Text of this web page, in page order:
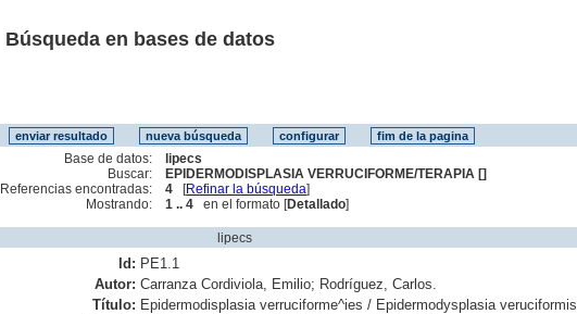
Búsqueda en bases de datos
Base de datos:
lipecs
Buscar:
EPIDERMODISPLASIA VERRUCIFORME/TERAPIA []
Referencias encontradas:
4 [Refinar la búsqueda]
Mostrando:
1 .. 4 en el formato [Detallado]
lipecs
Id: PE1.1
Autor: Carranza Cordiviola, Emilio; Rodríguez, Carlos.
Título: Epidermodisplasia verruciforme^ies / Epidermodysplasia veruciformis